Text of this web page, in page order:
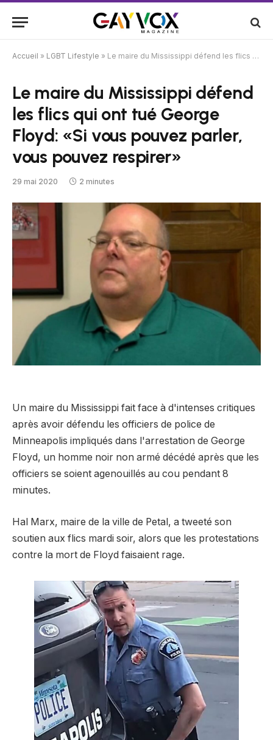
Accueil » LGBT Lifestyle » Le maire du Mississippi défend les flics qui ont tué George Floyd: «Si vous pouvez parler, vous pouvez respirer»
Le maire du Mississippi défend
les flics qui ont tué George
Floyd: «Si vous pouvez parler,
vous pouvez respirer»
29 mai 2020 2 minutes
Un maire du Mississippi fait face à d'intenses critiques
après avoir défendu les officiers de police de
Minneapolis impliqués dans l'arrestation de George
Floyd, un homme noir non armé décédé après que les
officiers se soient agenouillés au cou pendant 8
minutes.
Hal Marx, maire de la ville de Petal, a tweeté son
soutien aux flics mardi soir, alors que les protestations
contre la mort de Floyd faisaient rage.